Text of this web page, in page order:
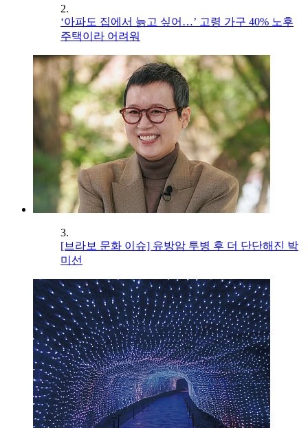
2.
‘아파도 집에서 늙고 싶어…’ 고령 가구 40% 노후
주택이라 어려워
3.
[브라보 문화 이슈] 유방암 투병 후 더 단단해진 박
미선